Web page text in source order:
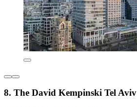
8. The David Kempinski Tel Aviv